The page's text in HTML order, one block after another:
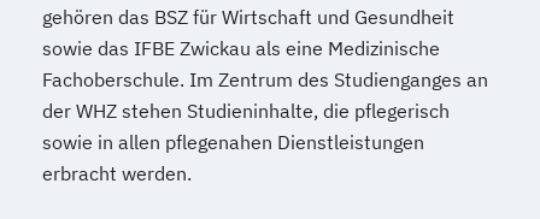
gehören das BSZ für Wirtschaft und Gesundheit
sowie das IFBE Zwickau als eine Medizinische
Fachoberschule. Im Zentrum des Studienganges an
der WHZ stehen Studieninhalte, die pflegerisch
sowie in allen pflegenahen Dienstleistungen
erbracht werden.